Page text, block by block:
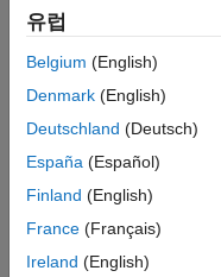
참고 항목
예제
subtitle(___,
사용하여 text 객체의
다음에도 속성을 지정
참조하십시오.
subtitle(target
유럽
Belgium (English)
Denmark (English)
Deutschland (Deutsch)
España (Español)
Finland (English)
France (Français)
Ireland (English)